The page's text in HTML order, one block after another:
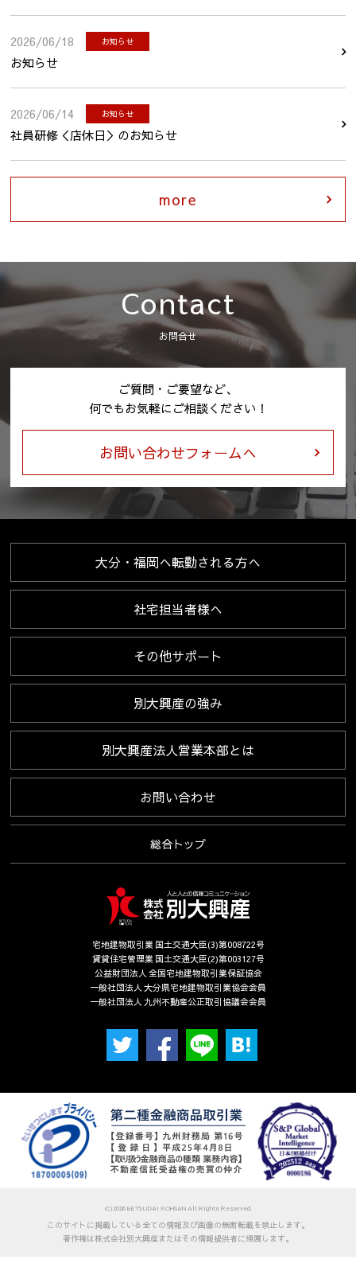
2026/06/18 お知らせ
お知らせ
2026/06/14 お知らせ
社員研修＜店休日＞のお知らせ
more
Contact
お問合せ
ご質問・ご要望など、
何でもお気軽にご相談ください！
お問い合わせフォームへ
宅地建物取引業 国土交通大臣(3)第008722号
賃貸住宅管理業 国土交通大臣(2)第003127号
公益財団法人 全国宅地建物取引業保証協会
一般社団法人 大分県宅地建物取引業協会会員
一般社団法人 九州不動産公正取引協議会会員
大分・福岡へ転勤される方へ
社宅担当者様へ
その他サポート
別大興産の強み
別大興産法人営業本部とは
お問い合わせ
総合トップ
(C)2026 BETSUDAI KOHSAN All Rights Reserved.
このサイトに掲載している全ての情報及び画像の無断転載を禁止します。
著作権は株式会社別大興産またはその情報提供者に帰属します。